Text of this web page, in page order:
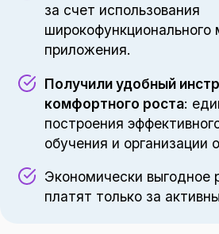
за счет использования
широкофункционального
приложения.
Получили удобный
комфортного роста:
построения
обучения и организации
Экономически выгодное
платят только за